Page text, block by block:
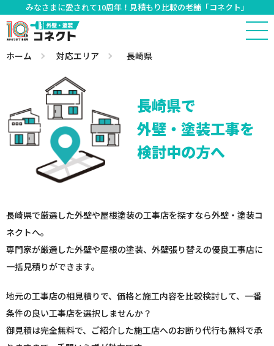
みなさまに愛されて10周年！見積もり比較の老舗「コネクト」
ホーム 対応エリア 長崎県
長崎県で
外壁・塗装工事を
検討中の方へ
長崎県で厳選した外壁や屋根塗装の工事店を探すなら外壁・塗装コ
ネクトへ。
専門家が厳選した外壁や屋根の塗装、外壁張り替えの優良工事店に
一括見積りができます。
地元の工事店の相見積りで、価格と施工内容を比較検討して、一番
条件の良い工事店を選択しませんか？
御見積は完全無料で、ご紹介した施工店へのお断り代行も無料で承